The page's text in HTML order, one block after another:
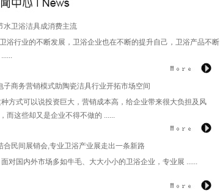
水卫浴洁具成消费主流
浴行业的不断发展，卫浴企业也在不断的提升自己，卫浴产品不断
子商务营销模式助陶瓷洁具行业开拓市场空间
方式可以说投资巨大，营销成本高，给企业带来很大负担及风
而这些却又是企业不得不做的 ......
合民间展销会,专业卫浴产业展走出一条新路
对国内外市场多如牛毛、大大小小的卫浴企业，专业展 ......